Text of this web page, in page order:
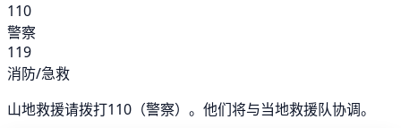
110
警察
119
消防/急救
山地救援请拨打110（警察）。他们将与当地救援队协调。